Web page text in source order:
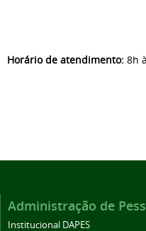
Horário de atendimento: 8h
Administração de
Institucional DAPES